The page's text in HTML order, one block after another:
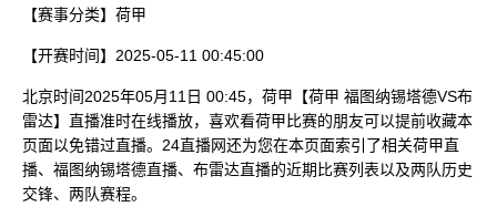
【赛事分类】 荷甲
【开赛时间】 2025-05-11 00:45:00
北京时间2025年05月11日 00:45，荷甲【荷甲 福图纳锡塔德VS布
雷达】直播准时在线播放，喜欢看荷甲比赛的朋友可以提前收藏本
页面以免错过直播。24直播网还为您在本页面索引了相关荷甲直
播、福图纳锡塔德直播、布雷达直播的近期比赛列表以及两队历史
交锋、两队赛程。